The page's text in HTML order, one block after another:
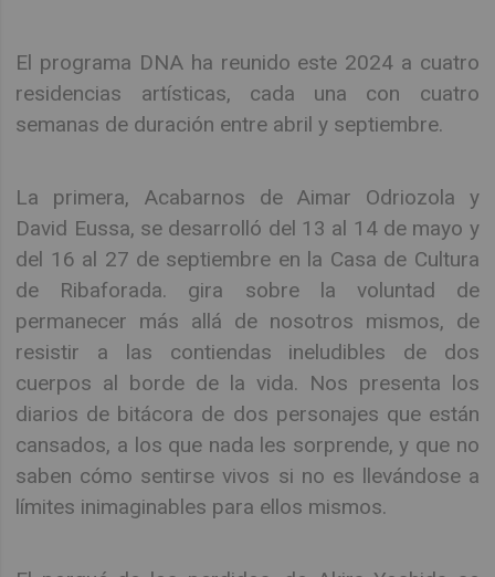
El programa DNA ha reunido este 2024 a cuatro
residencias artísticas, cada una con cuatro
semanas de duración entre abril y septiembre.
La primera, Acabarnos de Aimar Odriozola y
David Eussa, se desarrolló del 13 al 14 de mayo y
del 16 al 27 de septiembre en la Casa de Cultura
de Ribaforada. gira sobre la voluntad de
permanecer más allá de nosotros mismos, de
resistir a las contiendas ineludibles de dos
cuerpos al borde de la vida. Nos presenta los
diarios de bitácora de dos personajes que están
cansados, a los que nada les sorprende, y que no
saben cómo sentirse vivos si no es llevándose a
límites inimaginables para ellos mismos.